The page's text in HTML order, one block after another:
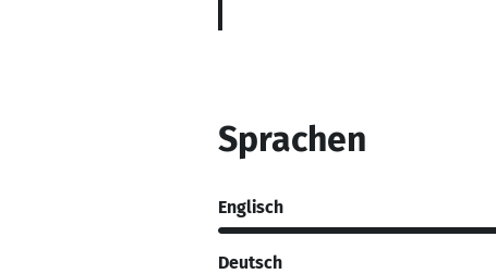
Sprachen
Englisch
Deutsch